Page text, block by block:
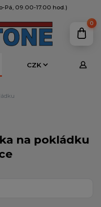
CZK
Pá, 09.00-17.00 hod.)
0
na pokládku